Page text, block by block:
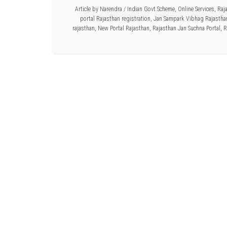
Article by Narendra / Indian Govt Scheme, Online Services,
portal Rajasthan registration, Jan Sampark Vibhag
rajasthan, New Portal Rajasthan, Rajasthan Jan Suchna Portal ,